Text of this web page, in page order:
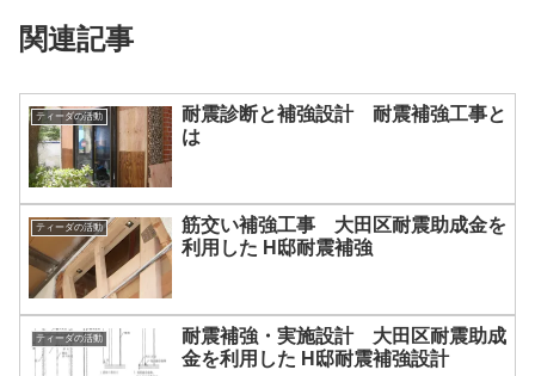
関連記事
ティーダの活動
耐震診断と補強設計 耐震補強工事と
は
ティーダの活動
筋交い補強工事 大田区耐震助成金を
利用した H邸耐震補強
ティーダの活動
耐震補強・実施設計 大田区耐震助成
金を利用した H邸耐震補強設計